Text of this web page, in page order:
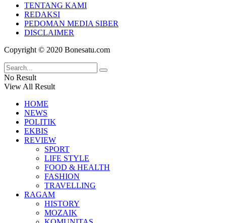
TENTANG KAMI
REDAKSI
PEDOMAN MEDIA SIBER
DISCLAIMER
Copyright © 2020 Bonesatu.com
No Result
View All Result
HOME
NEWS
POLITIK
EKBIS
REVIEW
SPORT
LIFE STYLE
FOOD & HEALTH
FASHION
TRAVELLING
RAGAM
HISTORY
MOZAIK